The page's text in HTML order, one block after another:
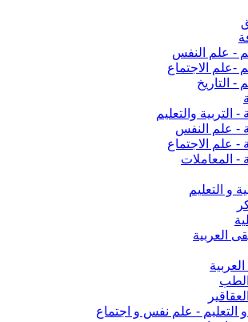
- علم النفس
-علم الاجتماع
- التاريخ
- التربية والتعليم
- علم النفس
- علم الاجتماع
- المعاملات
و التعليم
العربية
الطب
و التعليم - علم نفس و اجتماع